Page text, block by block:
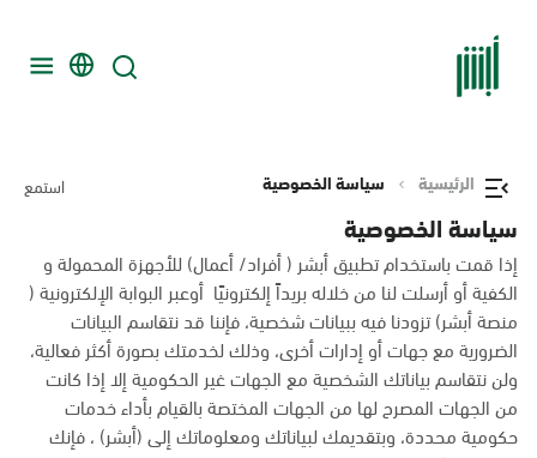
الرئيسية سياسة الخصوصية استمع
سياسة الخصوصية
إذا قمت باستخدام تطبيق أبشر ( أفراد/ أعمال) للأجهزة المحمولة و
الكفية أو أرسلت لنا من خلاله بريداً إلكترونيًا أوعبر البوابة الإلكترونية (
منصة أبشر) تزودنا فيه ببيانات شخصية، فإننا قد نتقاسم البيانات
الضرورية مع جهات أو إدارات أخرى، وذلك لخدمتك بصورة أكثر فعالية،
ولن نتقاسم بياناتك الشخصية مع الجهات غير الحكومية إلا إذا كانت
من الجهات المصرح لها من الجهات المختصة بالقيام بأداء خدمات
حكومية محددة، وبتقديمك لبياناتك ومعلوماتك إلى (أبشر) ، فإنك